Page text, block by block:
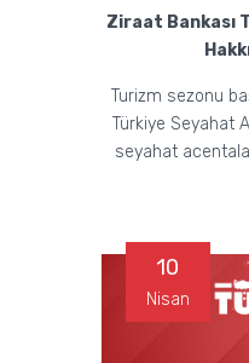
Ziraat Bankası
Turizm sezonu
Türkiye Seyahat
seyahat
10
Nisan